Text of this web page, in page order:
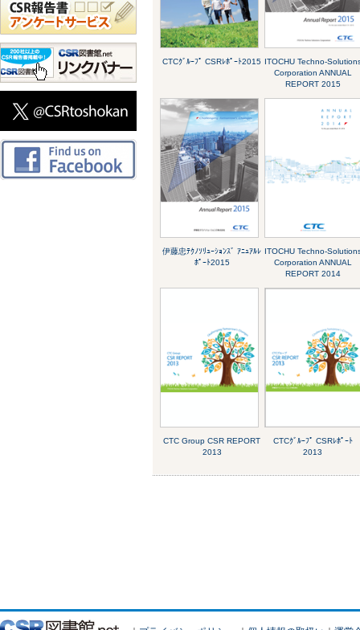
CTCｸﾞﾙｰﾌﾟ CSRﾚﾎﾟｰﾄ2015 ITOCHU Techno-
Corporation ANNUAL
REPORT 2015
伊藤忠ﾃｸﾉｿﾘｭｰｼｮﾝｽﾞ ｱﾆｭｱﾙﾚ
ﾎﾟｰﾄ2015
ITOCHU Techno-
Corporation ANNUAL
REPORT 2014
CTC Group CSR REPORT
2013
CTCｸﾞﾙｰﾌﾟ CSRﾚﾎﾟｰﾄ
2013